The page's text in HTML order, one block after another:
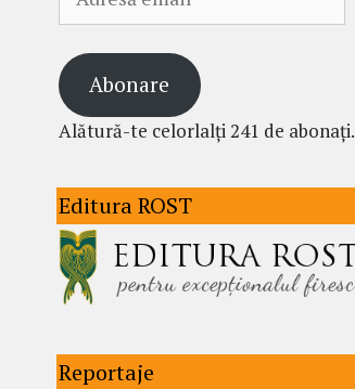
email
Abonare
Alătură-te celorlalți 241 de abonați.
Editura ROST
Reportaje